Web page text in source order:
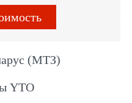
(МТЗ)
YTO